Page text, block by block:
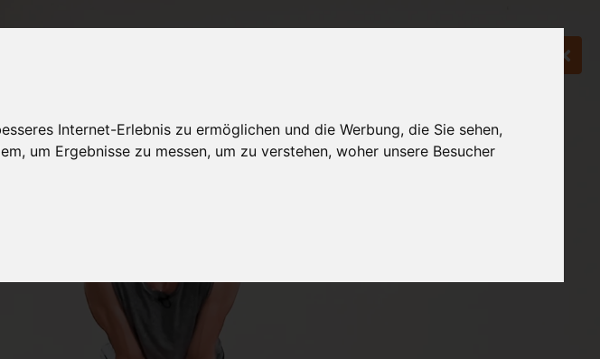
Internet-Erlebnis zu ermöglichen und die Werbung, die Sie sehen,
um Ergebnisse zu messen, um zu verstehen, woher unsere Besucher